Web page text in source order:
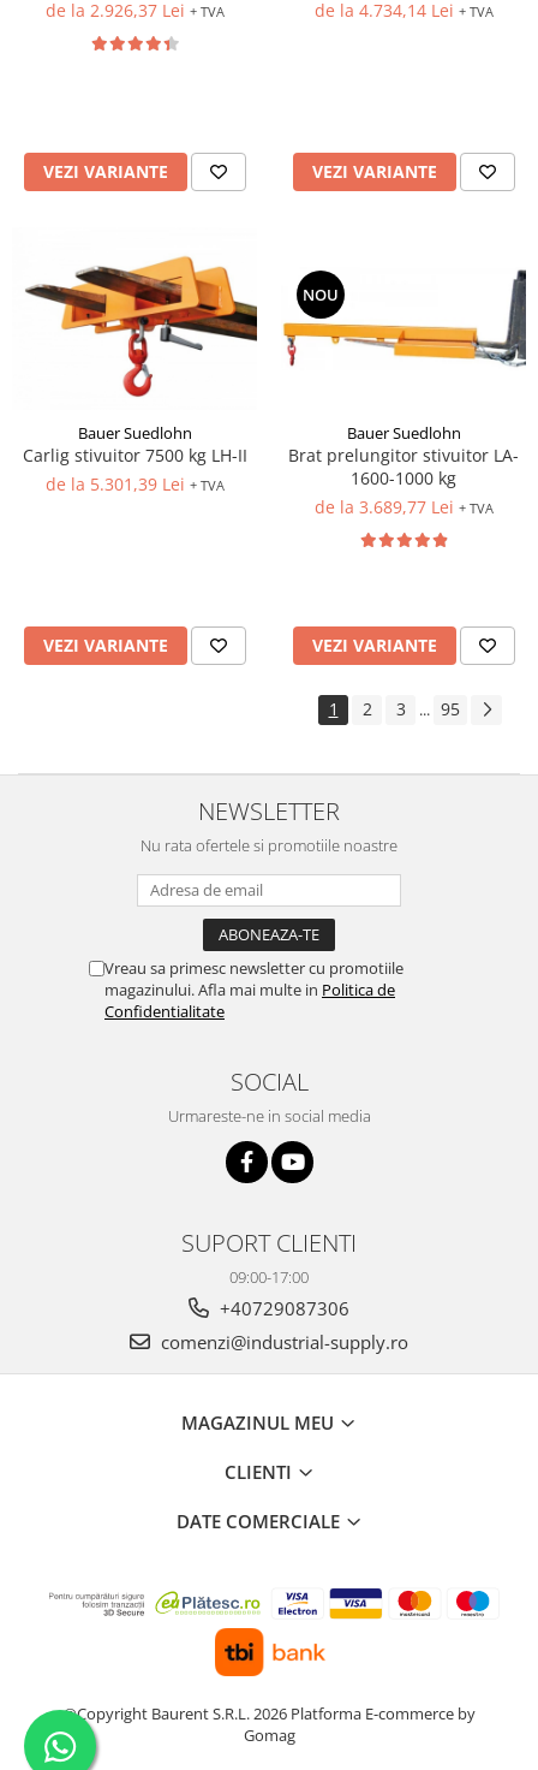
de la 2.926,37 Lei + TVA
VEZI VARIANTE
de la 4.734,14 Lei + TVA
VEZI VARIANTE
Bauer Suedlohn
Carlig stivuitor 7500 kg LH-II
de la 5.301,39 Lei + TVA
VEZI VARIANTE
NOU
Bauer Suedlohn
Brat prelungitor stivuitor LA-
1600-1000 kg
de la 3.689,77 Lei + TVA
VEZI VARIANTE
1 2 3 ... 95
NEWSLETTER
Nu rata ofertele si promotiile noastre
Vreau sa primesc newsletter cu promotiile
magazinului. Afla mai multe in Politica de
Confidentialitate
SOCIAL
Urmareste-ne in social media
SUPORT CLIENTI
09:00-17:00
+40729087306
comenzi@industrial-supply.ro
MAGAZINUL MEU
CLIENTI
DATE COMERCIALE
©Copyright Baurent S.R.L. 2026 Platforma E-commerce by
Gomag